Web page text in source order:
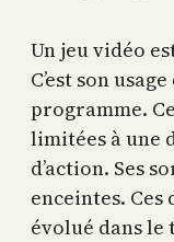
Un jeu vidéo
C’est son
programme.
limitées à une
d’action. Ses
enceintes.
évolué dans le